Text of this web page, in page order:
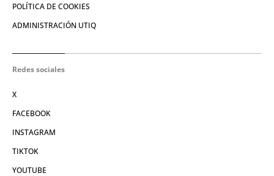
POLÍTICA DE COOKIES
ADMINISTRACIÓN UTIQ
Redes sociales
X
FACEBOOK
INSTAGRAM
TIKTOK
YOUTUBE